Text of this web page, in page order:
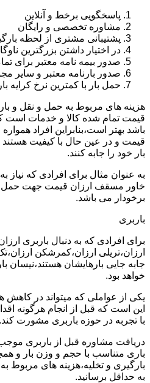
پاسخگویی برخط و آنلاین
مشاوره تخصصی و رایگان
پشتیبانی مشتری از لحظه
در اختیار داشتن بزرگترین
صدور بیمه نامه معتبر برای
صدور بارنامه معتبر و سایر
حمل بار با کمترین نرخ کرایه
هزینه های مربوط به حمل و نقل و
قیمت تمام شده کالا و خدمات است
باشد بهتر است،بنابراین افراد
قیمت و در عین حال با کیفیت هستند
بار خود را جابه کنند.
به عنوان مثال برای افرادی که نیاز
خاور مسقف ارزان قیمت جهت حمل
برخودار می باشد.
باربری
برای افرادی که به دنبال باربری
ارزان،تریلی ارزان،کمرشکن
جابه جایی بارهایشان هستند،نیسان
خواهد بود.
یکی از عواملی که میتواند در کاهش
این است که قبل از انجام هرگونه
با تجربه در حوزه باربری مشورت کند.
دریافت مشاوره قبل از باربری
باری متناسب با حجم و وزن بار و
بارگیری و تخلیه،هزینه های مربوط
به حداقل برسانید.